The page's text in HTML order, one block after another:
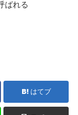
ばれる
はてブ